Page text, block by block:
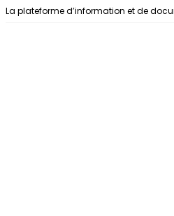
Aller au contenu
La plateforme d’information et de